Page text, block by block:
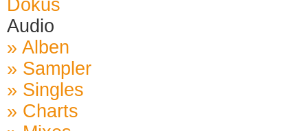
Dokus
Audio
» Alben
» Sampler
» Singles
» Charts